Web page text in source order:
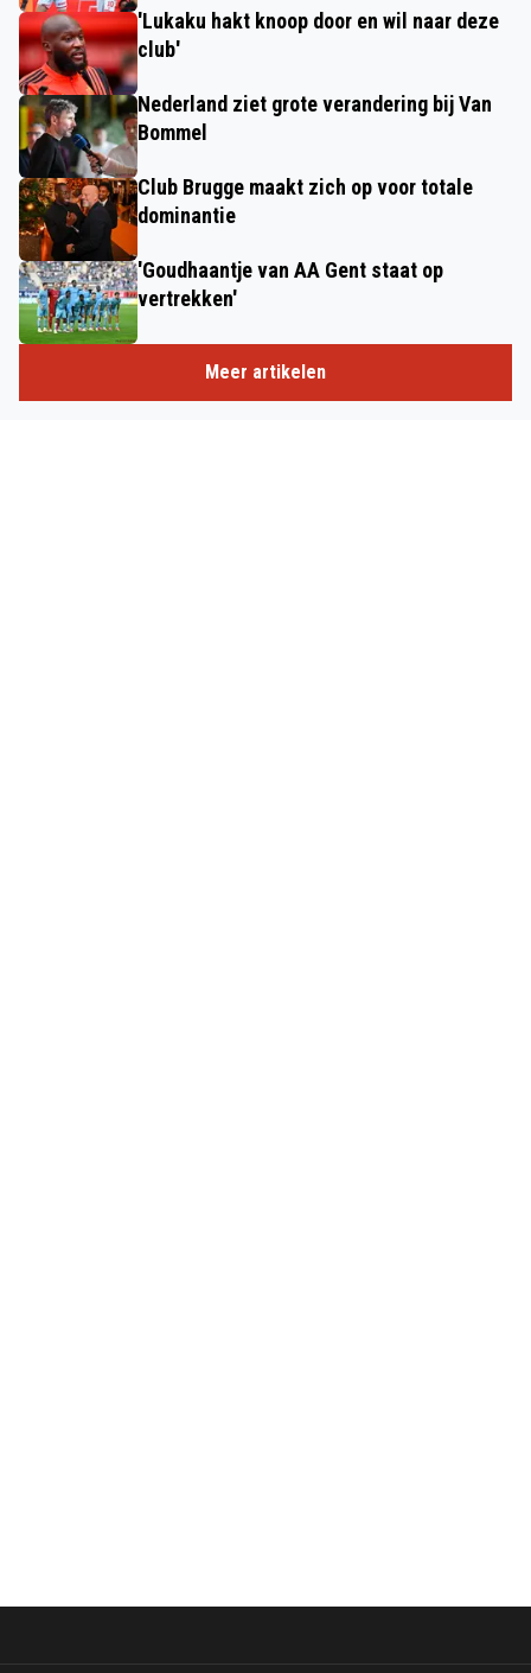
'Lukaku hakt knoop door en wil naar deze
club'
Nederland ziet grote verandering bij Van
Bommel
Club Brugge maakt zich op voor totale
dominantie
'Goudhaantje van AA Gent staat op
vertrekken'
Meer artikelen